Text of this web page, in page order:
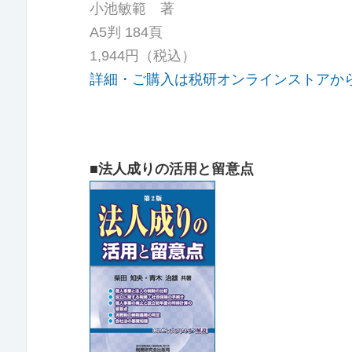
小池敏範 著
A5判 184頁
1,944円（税込）
詳細・ご購入は税研オンラインストアか
■法人成りの活用と留意点